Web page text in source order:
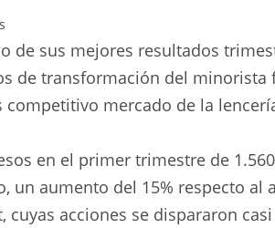
de sus mejores resultados
de transformación del
competitivo mercado de la
en el primer trimestre de
un aumento del 15% respecto al
cuyas acciones se dispararon